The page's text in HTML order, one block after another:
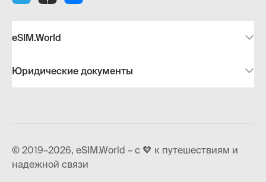
eSIM.World
Юридические документы
© 2019–2026, eSIM.World – с 🧡 к путешествиям и
надежной связи